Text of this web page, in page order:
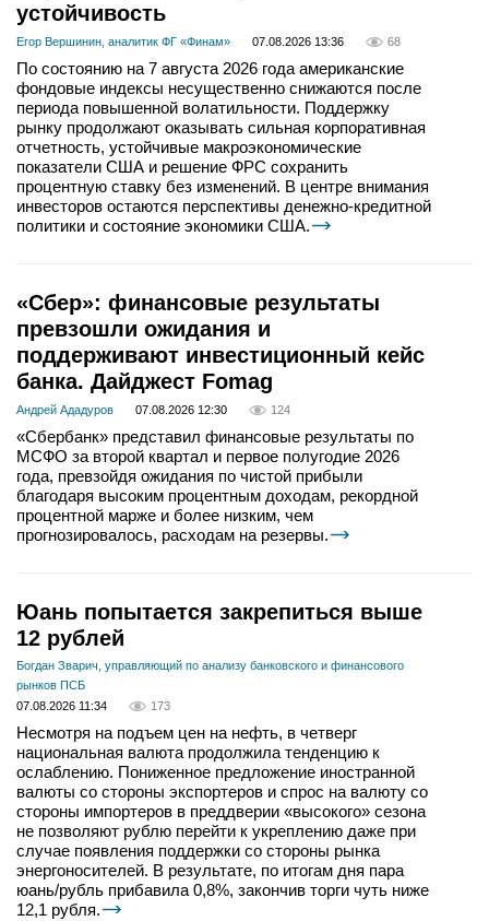
устойчивость
Егор Вершинин, аналитик ФГ «Финам» 07.08.2026 13:36 68
По состоянию на 7 августа 2026 года американские
фондовые индексы несущественно снижаются после
периода повышенной волатильности. Поддержку
рынку продолжают оказывать сильная корпоративная
отчетность, устойчивые макроэкономические
показатели США и решение ФРС сохранить
процентную ставку без изменений. В центре внимания
инвесторов остаются перспективы денежно-кредитной
политики и состояние экономики США.
«Сбер»: финансовые результаты
превзошли ожидания и
поддерживают инвестиционный кейс
банка. Дайджест Fomag
Андрей Ададуров 07.08.2026 12:30 124
«Сбербанк» представил финансовые результаты по
МСФО за второй квартал и первое полугодие 2026
года, превзойдя ожидания по чистой прибыли
благодаря высоким процентным доходам, рекордной
процентной марже и более низким, чем
прогнозировалось, расходам на резервы.
Юань попытается закрепиться выше
12 рублей
Богдан Зварич, управляющий по анализу банковского и финансового
рынков ПСБ
07.08.2026 11:34
173
Несмотря на подъем цен на нефть, в четверг
национальная валюта продолжила тенденцию к
ослаблению. Пониженное предложение иностранной
валюты со стороны экспортеров и спрос на валюту со
стороны импортеров в преддверии «высокого» сезона
не позволяют рублю перейти к укреплению даже при
случае появления поддержки со стороны рынка
энергоносителей. В результате, по итогам дня пара
юань/рубль прибавила 0,8%, закончив торги чуть ниже
12,1 рубля.